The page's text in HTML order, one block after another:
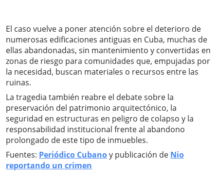
El caso vuelve a poner atención sobre el deterioro de
numerosas edificaciones antiguas en Cuba, muchas de
ellas abandonadas, sin mantenimiento y convertidas en
zonas de riesgo para comunidades que, empujadas por
la necesidad, buscan materiales o recursos entre las
ruinas.
La tragedia también reabre el debate sobre la
preservación del patrimonio arquitectónico, la
seguridad en estructuras en peligro de colapso y la
responsabilidad institucional frente al abandono
prolongado de este tipo de inmuebles.
Fuentes: Periódico Cubanoy publicación de Nio
reportando un crimen